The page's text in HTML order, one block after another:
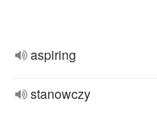
aspiring
stanowczy